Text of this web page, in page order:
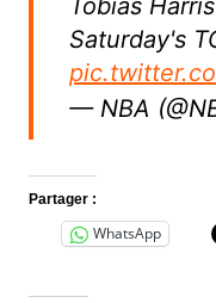
Tobias
Saturday's
— NBA
Partager :
WhatsApp